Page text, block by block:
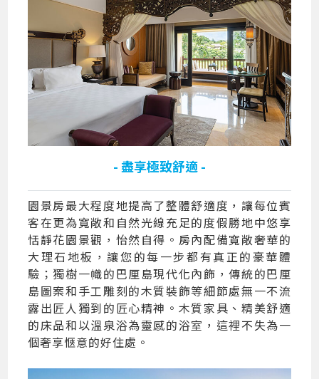
- 盡享極致舒適 -
園景房最大程度地提高了整體舒適度，讓每位賓
客在更為寬敞和自然光線充足的度假勝地中悠享
恬靜花園景觀，怡然自得。房內配備寬敞奢華的
大理石地板，讓您的每一步都有真正的豪華體
驗；獨樹一幟的巴厘島現代化內飾，傳統的巴厘
島圖案和手工雕刻的木質裝飾等細節處無一不流
露出匠人獨到的匠心精神。木質家具、精美舒適
的床品和以溫泉浴為靈感的浴室，這裡不失為一
個奢享愜意的好住處。